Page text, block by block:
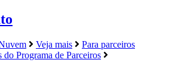
Veja mais
Para parceiros
do Programa de Parceiros